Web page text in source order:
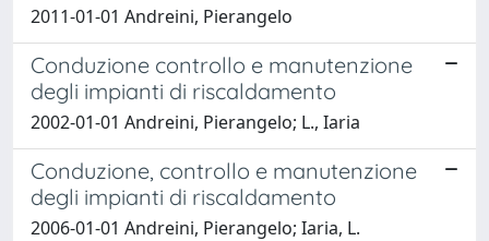
2011-01-01 Andreini, Pierangelo
Conduzione controllo e manutenzione
degli impianti di riscaldamento
2002-01-01 Andreini, Pierangelo; L., Iaria
Conduzione, controllo e manutenzione
degli impianti di riscaldamento
2006-01-01 Andreini, Pierangelo; Iaria, L.